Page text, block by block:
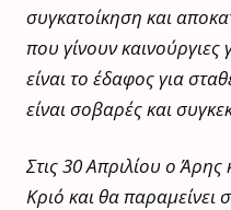
συγκατοίκηση και
που γίνουν
είναι το έδαφος για
είναι σοβαρές και
Στις 30 Απριλίου ο Άρης
Κριό και θα παραμείνει